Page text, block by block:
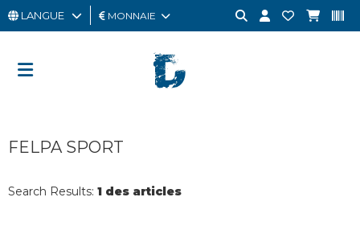
HOMME
CADEAU
LANGUE MONNAIE
FELPA SPORT
Search Results: 1 des articles